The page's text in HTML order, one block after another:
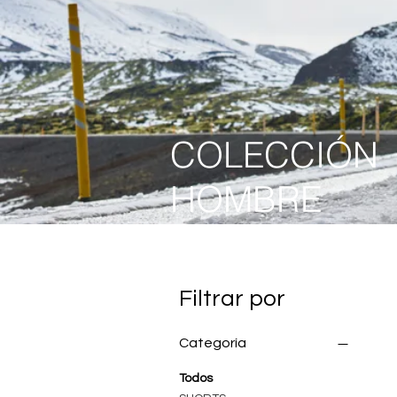
COLECCIÓN
HOMBRE
Filtrar por
Categoría
Todos